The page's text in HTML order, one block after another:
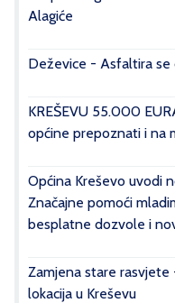
Alagiće
Deževice - Asfaltira se
KREŠEVU 55.000
općine prepoznati i na
Općina Kreševo uvodi
Značajne pomoći
besplatne dozvole i
Zamjena stare
lokacija u Kreševu